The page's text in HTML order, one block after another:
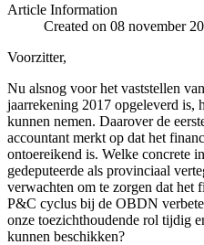
Article Information
Created on 08 november
Voorzitter,
Nu alsnog voor het vaststellen
jaarrekening 2017 opgeleverd is,
kunnen nemen. Daarover de
accountant merkt op dat het
ontoereikend is. Welke concrete
gedeputeerde als provinciaal
verwachten om te zorgen dat het
P&C cyclus bij de OBDN
onze toezichthoudende rol tijdig
kunnen beschikken?